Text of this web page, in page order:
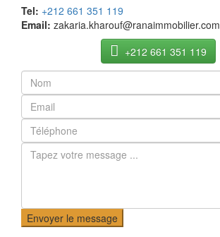
Tel: +212 661 351 119
Email: zakaria.kharouf@ranaimmobilier.com
+212 661 351 119
Envoyer le message